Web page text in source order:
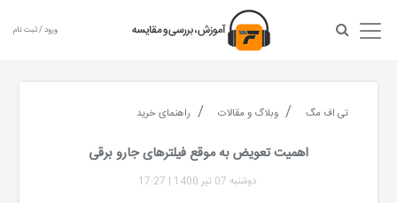
ورود / ثبت نام
تی اف مگ وبلاگ و مقالات راهنمای خرید
اهمیت تعویض به موقع فیلترهای جارو برقی
دوشنبه 07 تیر 1400 |
17:27